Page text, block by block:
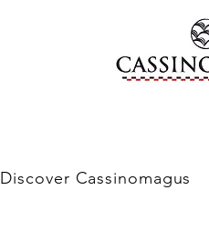
Discover Cassinomagus